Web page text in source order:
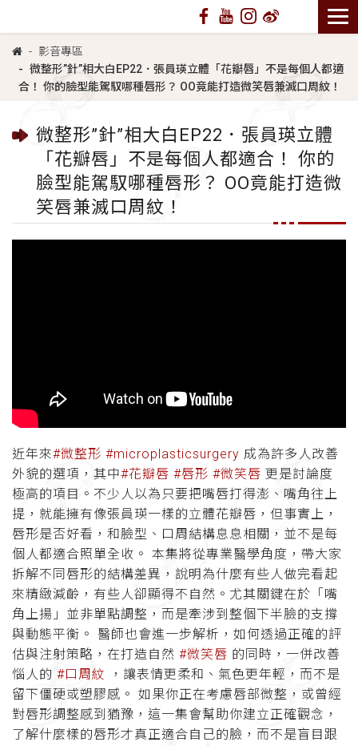
影音專區
微整形”針”相大白EP22．張員瑛立體「花瓣唇」不是每個人都適
合！ 你的臉型能駕馭哪種唇形？ OO竟能打造微笑唇兼滅口周紋！
微整形”針”相大白EP22．張員瑛立體
「花瓣唇」不是每個人都適合！ 你的
臉型能駕馭哪種唇形？ OO竟能打造微
笑唇兼滅口周紋！
近年來#微整形 #microplasticsurgery 成為許多人改善
外貌的選項，其中#花瓣唇 #唇形 #微笑唇 更是討論度
極高的項目。不少人以為只要把嘴唇打得澎、嘴角往上
提，就能擁有像張員瑛一樣的立體花瓣唇，但事實上，
唇形是否好看，和臉型、口周結構息息相關，並不是每
個人都適合照單全收。 本集將從專業醫學角度，帶大家
拆解不同唇形的結構差異，說明為什麼有些人做完看起
來精緻減齡，有些人卻顯得不自然。尤其關鍵在於「嘴
角上揚」並非單點調整，而是牽涉到整個下半臉的支撐
與動態平衡。 醫師也會進一步解析，如何透過正確的評
估與注射策略，在打造自然 #微笑唇 的同時，一併改善
惱人的 #口周紋
，讓表情更柔和、氣色更年輕，而不是
留下僵硬或塑膠感。 如果你正在考慮唇部微整，或曾經
對唇形調整感到猶豫，這一集會幫助你建立正確觀念，
了解什麼樣的唇形才真正適合自己的臉，而不是盲目跟